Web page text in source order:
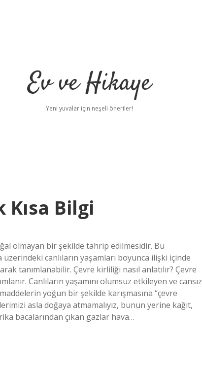
Ev ve Hikaye
Yeni yuvalar için neşeli öneriler!
Bilgi
olmayan bir şekilde tahrip edilmesidir. Bu
canlıların yaşamları boyunca ilişki içinde
tanımlanabilir. Çevre kirliliği nasıl anlatılır? Çevre
Canlıların yaşamını olumsuz etkileyen ve cansız
yoğun bir şekilde karışmasına “çevre
asla doğaya atmamalıyız, bunun yerine kağıt,
bacalarından çıkan gazlar hava…